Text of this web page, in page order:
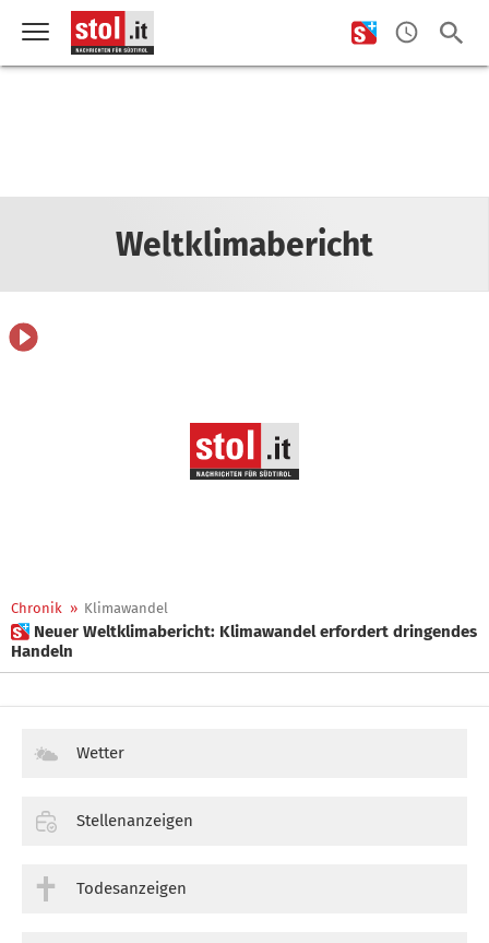
Weltklimabericht
Chronik » Klimawandel
 Neuer Weltklimabericht: Klimawandel erfordert dringendes
Handeln
Wetter
Stellenanzeigen
Todesanzeigen